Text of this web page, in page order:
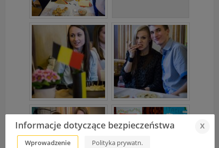
Informacje dotyczące bezpieczeństwa x
Wprowadzenie Polityka prywatn.